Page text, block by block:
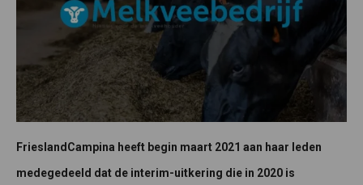
FrieslandCampina heeft begin maart 2021 aan haar leden
medegedeeld dat de interim-uitkering die in 2020 is